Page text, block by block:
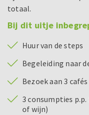
totaal.
Bij dit uitje
Huur van de steps
Begeleiding naar
Bezoek aan 3 cafés
3 consumpties
of wijn)